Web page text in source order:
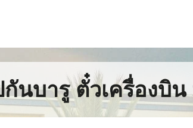
กันบารู ตั๋วเครื่องบิ